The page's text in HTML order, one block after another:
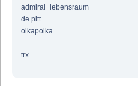
admiral_lebensraum
de.pitt
olkapolka
trx